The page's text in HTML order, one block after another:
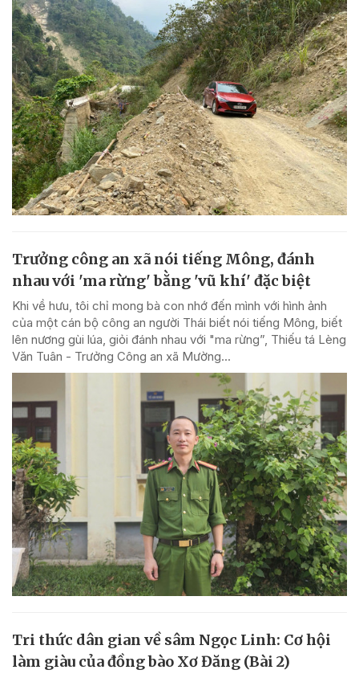
Trưởng công an xã nói tiếng Mông, đánh
nhau với 'ma rừng' bằng 'vũ khí' đặc biệt
Khi về hưu, tôi chỉ mong bà con nhớ đến mình với hình ảnh
của một cán bộ công an người Thái biết nói tiếng Mông, biết
lên nương gùi lúa, giỏi đánh nhau với "ma rừng”, Thiếu tá Lèng
Văn Tuân - Trưởng Công an xã Mường...
Tri thức dân gian về sâm Ngọc Linh: Cơ hội
làm giàu của đồng bào Xơ Đăng (Bài 2)